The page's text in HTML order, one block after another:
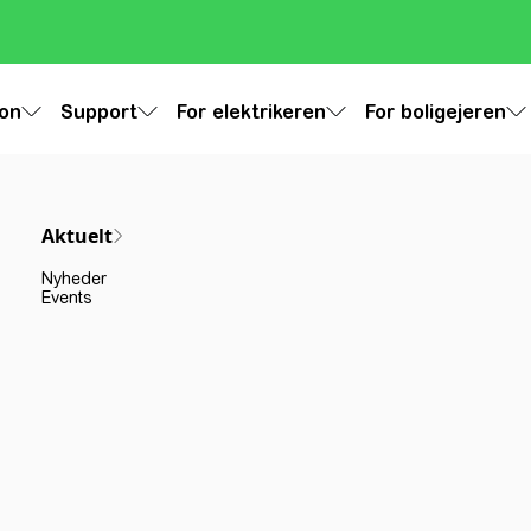
Support For elektrikeren For boligejeren
Aktuelt
Nyheder
Events